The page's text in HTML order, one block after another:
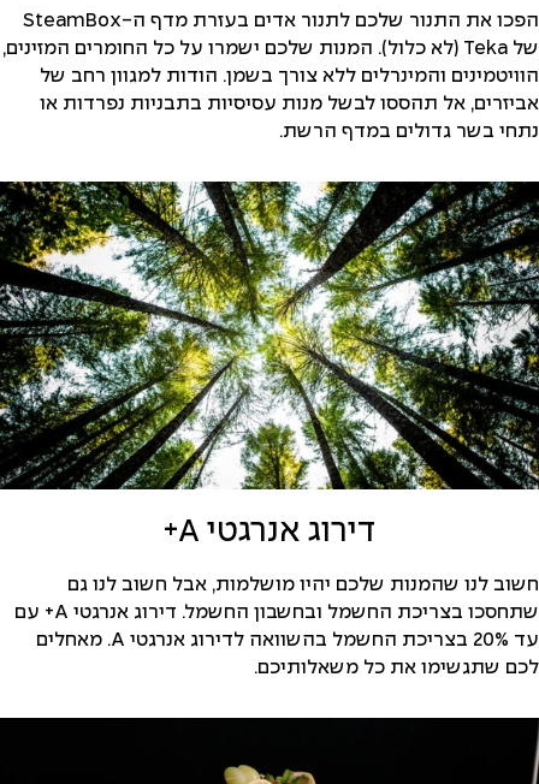
הפכו את התנור שלכם לתנור אדים בעזרת מדף ה-SteamBox
של Teka (לא כלול). המנות שלכם ישמרו על כל החומרים המזינים,
הוויטמינים והמינרלים ללא צורך בשמן. הודות למגוון רחב של
אביזרים, אל תהססו לבשל מנות עסיסיות בתבניות נפרדות או
נתחי בשר גדולים במדף הרשת.
דירוג אנרגטי A+
חשוב לנו שהמנות שלכם יהיו מושלמות, אבל חשוב לנו גם
שתחסכו בצריכת החשמל ובחשבון החשמל. דירוג אנרגטי A+ עם
עד 20% בצריכת החשמל בהשוואה לדירוג אנרגטי A. מאחלים
לכם שתגשימו את כל משאלותיכם.